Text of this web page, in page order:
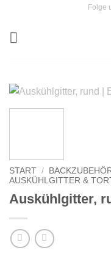
Folge
START /
AUSKÜHLGITTER &
Auskühlgitter,